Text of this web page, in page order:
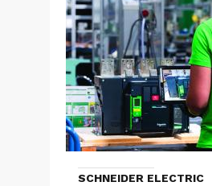
SCHNEIDER ELECTRIC